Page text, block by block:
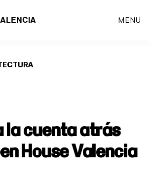
MENU
la cuenta atrás
House Valencia